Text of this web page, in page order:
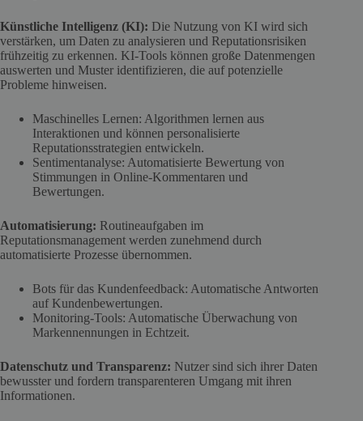
Künstliche Intelligenz (KI): Die Nutzung von KI wird sich
verstärken, um Daten zu analysieren und Reputationsrisiken
frühzeitig zu erkennen. KI-Tools können große Datenmengen
auswerten und Muster identifizieren, die auf potenzielle
Probleme hinweisen.
Maschinelles Lernen: Algorithmen lernen aus
Interaktionen und können personalisierte
Reputationsstrategien entwickeln.
Sentimentanalyse: Automatisierte Bewertung von
Stimmungen in Online-Kommentaren und
Bewertungen.
Automatisierung: Routineaufgaben im
Reputationsmanagement werden zunehmend durch
automatisierte Prozesse übernommen.
Bots für das Kundenfeedback: Automatische Antworten
auf Kundenbewertungen.
Monitoring-Tools: Automatische Überwachung von
Markennennungen in Echtzeit.
Datenschutz und Transparenz: Nutzer sind sich ihrer Daten
bewusster und fordern transparenteren Umgang mit ihren
Informationen.